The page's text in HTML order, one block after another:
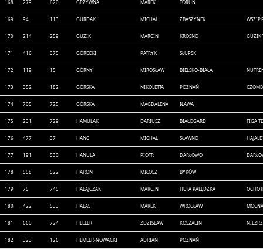
168 279 620 GRZYWNA MAREK TORUŃ
169 94 113 GURDAK MICHAŁ ZBĄSZYNEK
170 214 259 GUZIK MARCIN KROSNO GUZIK
171 416 375 GÓRECKI PATRYK SŁUPSK
172 119 15 GÓRNY MIROSŁAW BIELSKO-BIAŁA
173 352 182 GÓRSKA NIKOLETTA POZNAŃ
174 705 725 GÓRSKA MAGDALENA IŁAWA
175 231 729 HAMULAK DARIUSZ BIAŁOGARD FIGA
176 477 37 HANC MICHAŁ SŁAWNO
177 191 530 HANULA PIOTR DARŁOWO
178 558 522 HARON MIŁOSZ BYKÓW
179 75 745 HAŁAJCZAK MARCIN HUTA PALĘDZKA
180 422 533 HAŁAS MAREK WROCŁAW
181 660 724 HELLER ZDZISŁAW KOSZALIN
182 323 126 HEMLER-NOWACKI ADRIAN POZNAŃ